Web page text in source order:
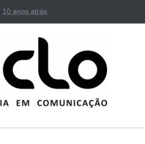
“Dorotéia”, de Nelson Rodrigues, chega
10 anos atrás